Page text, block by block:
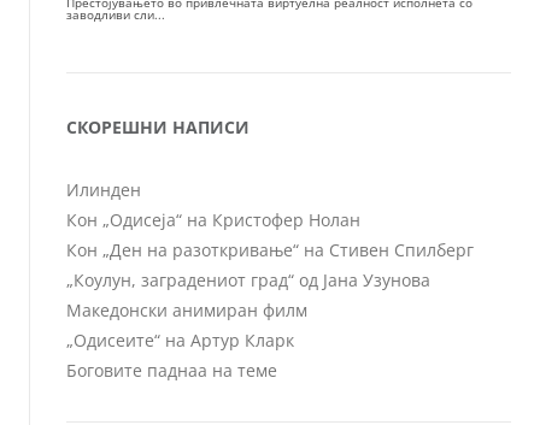
СКОРЕШНИ НАПИСИ
Илинден
Кон „Одисеја“ на Кристофер Нолан
Кон „Ден на разоткривање“ на Стивен Спилберг
„Коулун, заградениот град“ од Јана Узунова
Македонски анимиран филм
„Одисеите“ на Артур Кларк
Боговите паднаа на теме